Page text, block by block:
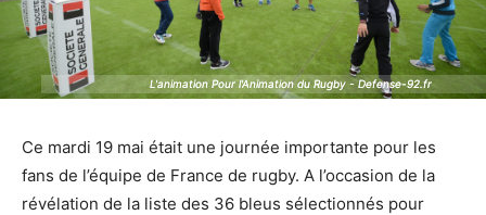
L'animation Pour l'Animation du Rugby - Defense-92.fr
L'animation Pour l'Animation du Rugby - Defense-92.fr
Ce mardi 19 mai était une journée importante pour les
fans de l’équipe de France de rugby. A l’occasion de la
révélation de la liste des 36 bleus sélectionnés pour